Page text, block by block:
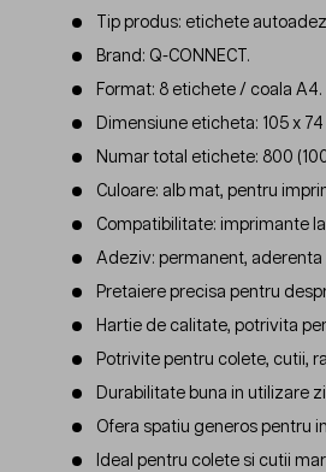
Tip produs: etichete
Brand: Q-CONNECT.
Format: 8 etichete / coala A4.
Dimensiune eticheta: 105 x
Numar total etichete: 800
Culoare: alb mat, pentru
Compatibilitate: imprimante
Adeziv: permanent,
Pretaiere precisa pentru
Hartie de calitate, potrivita
Potrivite pentru colete, cutii,
Durabilitate buna in utilizare
Ofera spatiu generos pentru
Ideal pentru colete si cutii